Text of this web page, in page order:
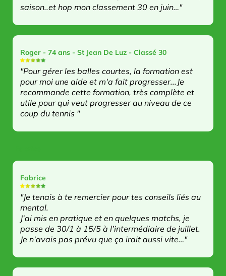
saison..et hop mon classement 30 en juin…"
Roger - 74 ans - St Jean De Luz - Classé 30
"Pour gérer les balles courtes, la formation est
pour moi une aide et m'a fait progresser...Je
recommande cette formation, très complète et
utile pour qui veut progresser au niveau de ce
coup du tennis "
Fabrice
"Je tenais à te remercier pour tes conseils liés au
mental.
J’ai mis en pratique et en quelques matchs, je
passe de 30/1 à 15/5 à l’intermédiaire de juillet.
Je n’avais pas prévu que ça irait aussi vite…"